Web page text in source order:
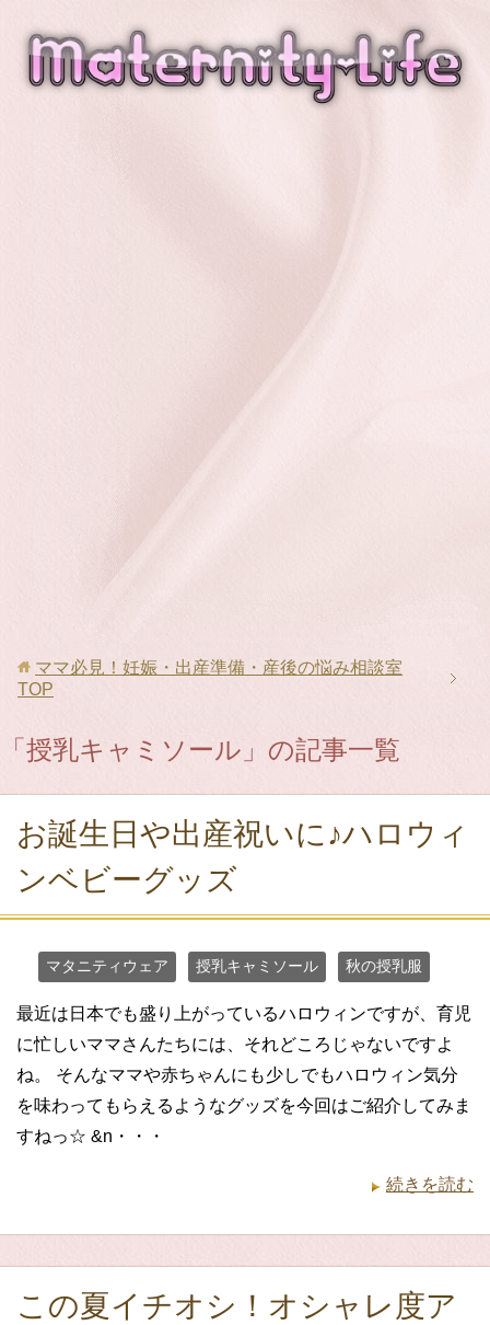
ママ必見！妊娠・出産準備・産後の悩み相談室
TOP
「授乳キャミソール」の記事一覧
お誕生日や出産祝いに♪ハロウィ
ンベビーグッズ
マタニティウェア 授乳キャミソール 秋の授乳服
最近は日本でも盛り上がっているハロウィンですが、育児
に忙しいママさんたちには、それどころじゃないですよ
ね。 そんなママや赤ちゃんにも少しでもハロウィン気分
を味わってもらえるようなグッズを今回はご紹介してみま
すねっ☆ &n・・・
続きを読む
この夏イチオシ！オシャレ度ア